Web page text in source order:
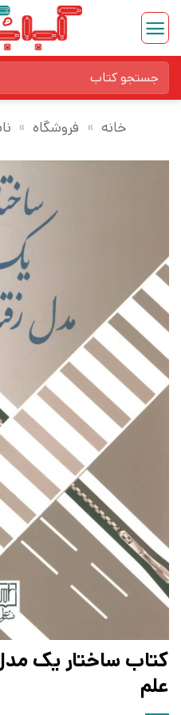
Skip
content
برای:
خانه » فروشگاه »
کتاب ساختار یک
علم